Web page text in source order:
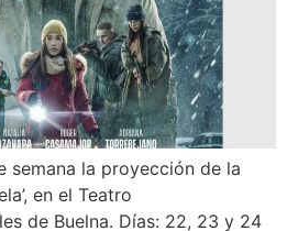
semana la proyección de la
en el Teatro
de Buelna. Días: 22, 23 y 24